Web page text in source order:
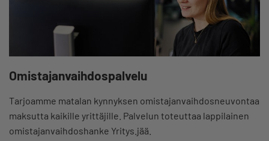
Omistajanvaihdospalvelu
Tarjoamme matalan kynnyksen omistajanvaihdosneuvontaa
maksutta kaikille yrittäjille. Palvelun toteuttaa lappilainen
omistajanvaihdoshanke Yritys.jää.